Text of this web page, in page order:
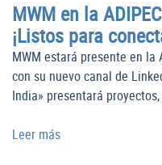
MWM en la
¡Listos para
MWM estará presente en la
con su nuevo canal de
India» presentará
Leer más